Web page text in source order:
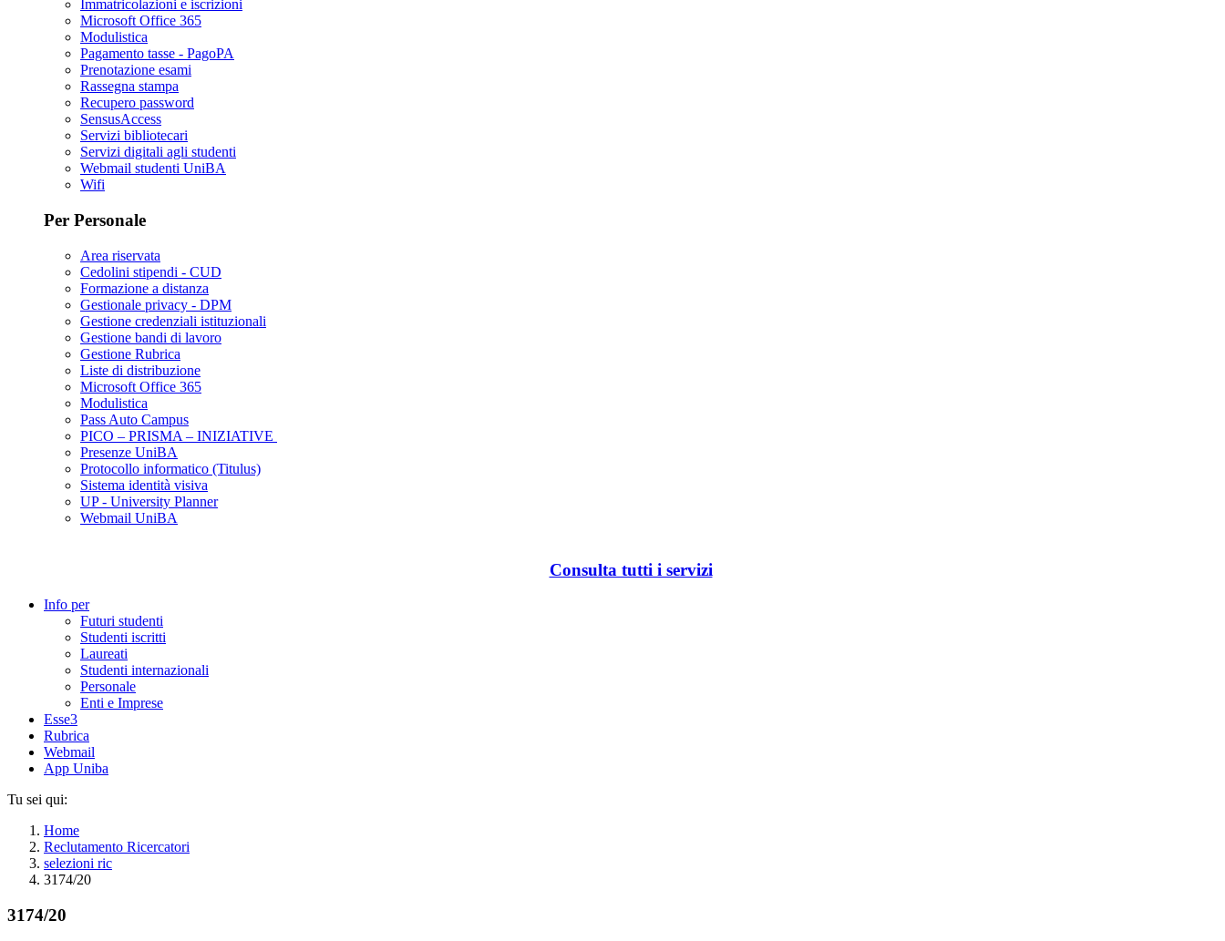
Immatricolazioni e iscrizioni
Microsoft Office 365
Modulistica
Pagamento tasse - PagoPA
Prenotazione esami
Rassegna stampa
Recupero password
SensusAccess
Servizi bibliotecari
Servizi digitali agli studenti
Webmail studenti UniBA
Wifi
Per Personale
Area riservata
Cedolini stipendi - CUD
Formazione a distanza
Gestionale privacy - DPM
Gestione credenziali istituzionali
Gestione bandi di lavoro
Gestione Rubrica
Liste di distribuzione
Microsoft Office 365
Modulistica
Pass Auto Campus
PICO – PRISMA – INIZIATIVE
Presenze UniBA
Protocollo informatico (Titulus)
Sistema identità visiva
UP - University Planner
Webmail UniBA
Consulta tutti i servizi
Info per
Futuri studenti
Studenti iscritti
Laureati
Studenti internazionali
Personale
Enti e Imprese
Esse3
Rubrica
Webmail
App Uniba
Tu sei qui:
Home
Reclutamento Ricercatori
selezioni ric
3174/20
3174/20